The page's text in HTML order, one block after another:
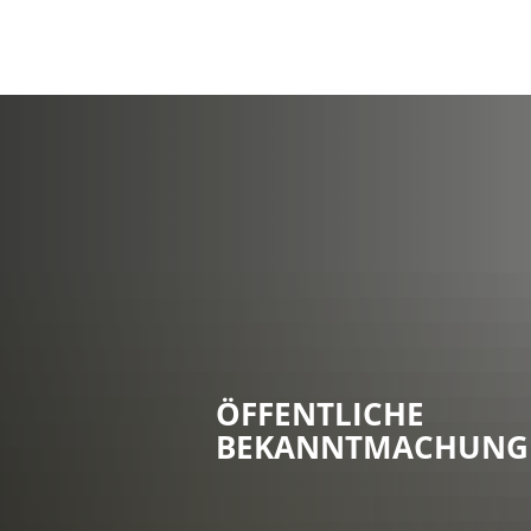
ÖFFENTLICHE